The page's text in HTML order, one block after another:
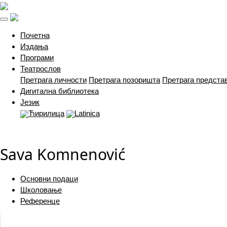
Почетна(current)
Издања
Програми
Театрослов
Претрага личности Претрага позоришта Претрага
Дигитална библиотека
Језик
Ћирилица
Latinica
Sava Komnenović
Основни подаци
Школовање
Референце